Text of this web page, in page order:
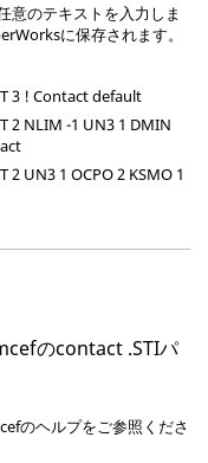
意のテキストを入力しま
に保存されます。
3 ! Contact default
2 NLIM -1 UN3 1 DMIN
2 UN3 1 OCPO 2 KSMO 1
のcontact .STIパ
のヘルプをご参照くださ